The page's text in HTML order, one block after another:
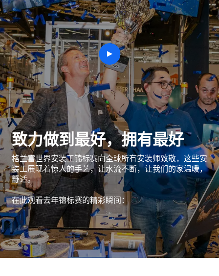
致力做到最好，拥有最好
格兰富世界安装工锦标赛向全球所有安装师致敬，这些安
装工展现着惊人的手艺，让水流不断，让我们的家温暖，
舒适。
在此观看去年锦标赛的精彩瞬间：
play
button